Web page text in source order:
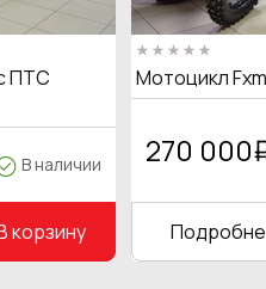
ПТС
В наличии
корзину
Мотоцикл
270 000